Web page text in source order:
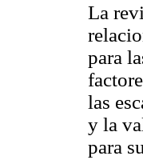
La
para
las
y la
para